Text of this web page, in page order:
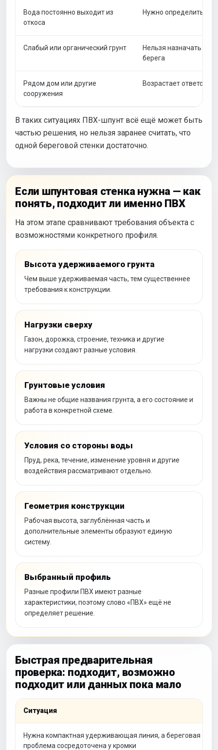
Вода постоянно выходит из
откоса
Нужно определить
Слабый или органический грунт
Нельзя назначать
берега
Рядом дом или другие
сооружения
Возрастает
В таких ситуациях ПВХ-шпунт всё ещё может быть
частью решения, но нельзя заранее считать, что
одной береговой стенки достаточно.
Если шпунтовая стенка нужна — как
понять, подходит ли именно ПВХ
На этом этапе сравнивают требования объекта с
возможностями конкретного профиля.
Высота удерживаемого грунта
Чем выше удерживаемая часть, тем существеннее
требования к конструкции.
Нагрузки сверху
Газон, дорожка, строение, техника и другие
нагрузки создают разные условия.
Грунтовые условия
Важны не общие названия грунта, а его состояние и
работа в конкретной схеме.
Условия со стороны воды
Пруд, река, течение, изменение уровня и другие
воздействия рассматривают отдельно.
Геометрия конструкции
Рабочая высота, заглублённая часть и
дополнительные элементы образуют единую
систему.
Выбранный профиль
Разные профили ПВХ имеют разные
характеристики, поэтому слово «ПВХ» ещё не
определяет решение.
Быстрая предварительная
проверка: подходит, возможно
подходит или данных пока мало
Ситуация
Нужна компактная удерживающая линия, а береговая
проблема сосредоточена у кромки